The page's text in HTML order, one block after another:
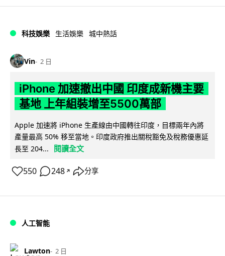
科技娛樂 生活娛樂 城中熱話
Vin 2 日
iPhone 加速撤出中國 印度成新機主要
基地 上年組裝增至5500萬部
Apple 加速將 iPhone 生產線由中國轉往印度，目標兩年內將
產量最高 50% 移至當地。印度政府推出關稅豁免及稅務優惠延
長至 204...
閱讀全文
550 248 ↗ 分享
人工智能
Lawton 2 日